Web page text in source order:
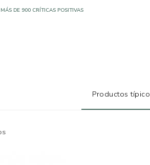
SOLO PRODUCTOS DE FABRICANTES EXCELENTES
Productos